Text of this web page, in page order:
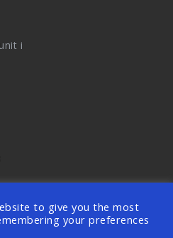
i
to give you the most
your preferences